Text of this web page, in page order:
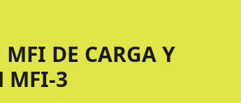
DE CARGA Y
MFI-3